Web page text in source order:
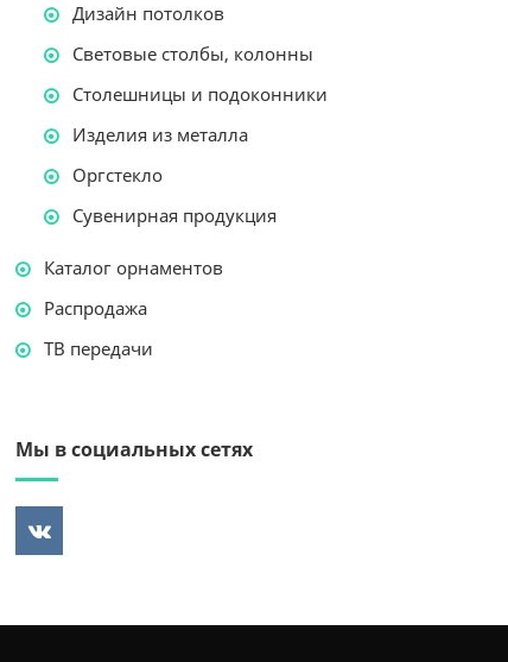
Дизайн потолков
Световые столбы, колонны
Столешницы и подоконники
Изделия из металла
Оргстекло
Сувенирная продукция
Каталог орнаментов
Распродажа
ТВ передачи
Мы в социальных сетях